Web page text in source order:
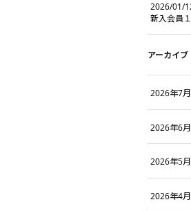
2026/01/
新入会員
アーカイブ
2026年7月
2026年6月
2026年5月
2026年4月